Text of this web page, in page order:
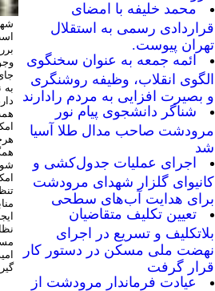
محمد خلیفه با امضای
قراردادی رسمی به استقلال
تهران پیوست.
ائمه جمعه به عنوان سخنگوی
الگوی انقلاب، وظیفه روشنگری
و بصیرت افزایی به مردم رادارند
شناگر دانشجوی پیام نور
مرودشت صاحب مدال طلا آسیا
شد
اجرای عملیات جدول‌کشی و
کانیوای گلزار شهدای مرودشت
برای هدایت آب‌های سطحی
تعیین تکلیف متقاضیان
بلاتکلیف و تسریع در اجرای
نهضت ملی مسکن در دستور کار
قرار گرفت
عیادت فرماندار مرودشت از
به